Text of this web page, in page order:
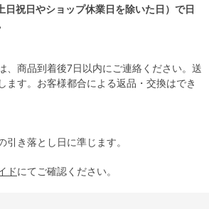
祝日やショップ休業日を除いた日）で日
、商品到着後7日以内にご連絡ください。送
ます。お客様都合による返品・交換はでき
引き落とし日に準じます。
ドにてご確認ください。